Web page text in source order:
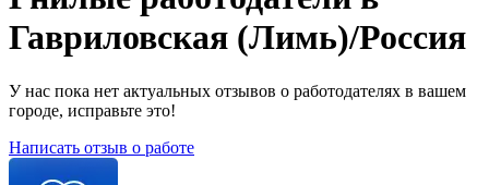
Гавриловская (Лимь)/Россия
У нас пока нет актуальных отзывов о работодателях в вашем
городе, исправьте это!
Написать отзыв о работе